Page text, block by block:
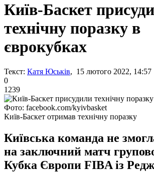
Київ-Баскет
технічну поразку в
єврокубках
Текст: Катя Юськів, 15 лютого 2022, 14:57
0
1239
Фото: facebook.com/kyivbasket
Київ-Баскет отримав технічну поразку
Київська команда не
на заключний матч
Кубка Європи FIBA із